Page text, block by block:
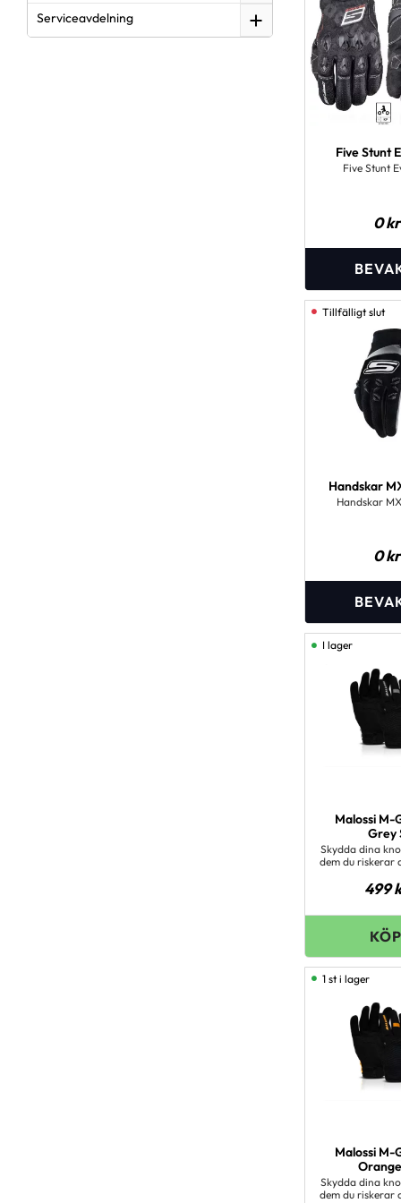
Five Stunt
Five Stunt
0kr
Handskar
Handskar
0kr
Malossi M-
Skydda dina
dem du riskerar
livet, bättre att
Med våra
tekniska
avundas
499
I lager
Malossi M-
Skydda dina
dem du riskerar
1 st i lager
Serviceavdelning